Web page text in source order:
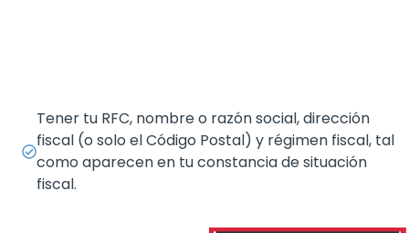
Tener tu RFC, nombre o razón social, dirección
fiscal (o solo el Código Postal) y régimen fiscal, tal
como aparecen en tu constancia de situación
fiscal.